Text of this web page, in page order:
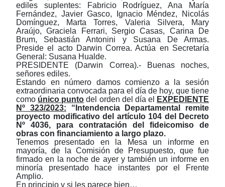
ediles suplentes: Fabricio Rodríguez, Ana María
Fernández, Javier Gasco, Ignacio Méndez, Nicolás
Domínguez, Marta Torres, Valeria Silvera, Mary
Araújo, Graciela Ferrari, Sergio Casas, Carina De
Brum, Sebastián Antonini y Susana De Armas.
Preside el acto Darwin Correa. Actúa en Secretaría
General: Susana Hualde.
PRESIDENTE (Darwin Correa).- Buenas noches,
señores ediles.
Estando en número damos comienzo a la sesión
extraordinaria convocada para el día de hoy, que tiene
como único punto del orden del día el
EXPEDIENTE
Nº 323/2023:
“Intendencia Departamental remite
proyecto modificativo del artículo 104 del Decreto
Nº 4036, para contratación del fideicomiso de
obras con financiamiento a largo plazo.
Tenemos presentado en la Mesa un informe en
mayoría, de la Comisión de Presupuesto, que fue
firmado en la noche de ayer y también un informe en
minoría presentado hace instantes por el Frente
Amplio.
En principio y si les parece bien…